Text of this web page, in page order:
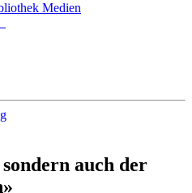
Medien
auch der